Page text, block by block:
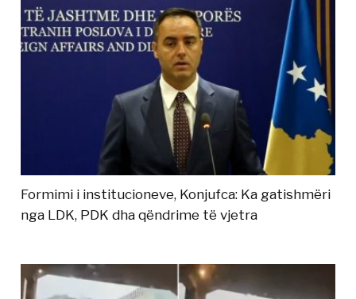
Formimi i institucioneve, Konjufca: Ka gatishmëri
nga LDK, PDK dha qëndrime të vjetra